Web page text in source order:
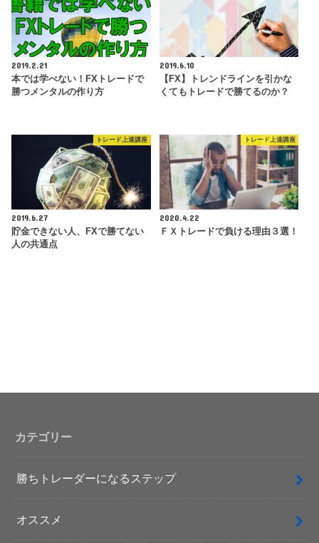
2019.2.21
本では学べない！FXトレードで
勝つメンタルの作り方
2019.6.10
【FX】トレンドラインを引かな
くてもトレードで勝てるのか？
トレード上達講座
2019.6.27
貯金できない人、FXで勝てない
人の共通点
トレード上達講座
2020.4.22
ＦＸトレードで負ける理由３選！
カテゴリー
勝ちトレーダーになるステップ
オススメ